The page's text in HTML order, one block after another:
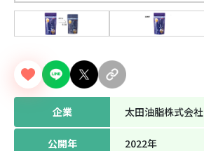
企業 太田油脂株式会社
公開年 2022年